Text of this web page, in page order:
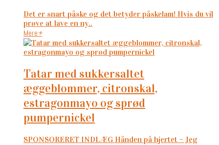
Det er snart påske og det betyder påskelam! Hvis du vil
prøve at lave en ny..
Mere+
tatar med sukkersaltet
æggeblommer, citronskal,
estragonmayo og sprød
pumpernickel
SPONSORERET INDLÆG Hånden på hjertet – Jeg